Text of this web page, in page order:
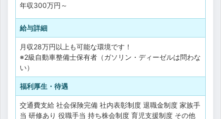
年収300万円 ～
給与詳細
月収28万円以上も可能な環境です！
※2級自動車整備士保有者（ガソリン・ディーゼルは問わな
い）
福利厚生・待遇
交通費支給 社会保険完備 社内表彰制度 退職金制度 家族手
当 研修あり 役職手当 持ち株会制度 育児支援制度 その他